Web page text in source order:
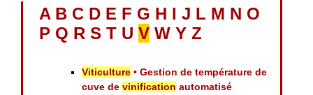
A B C D E F G H I J L M N O
P Q R S T U V W Y Z
Viticulture • Gestion de température de
cuve devinification automatisé